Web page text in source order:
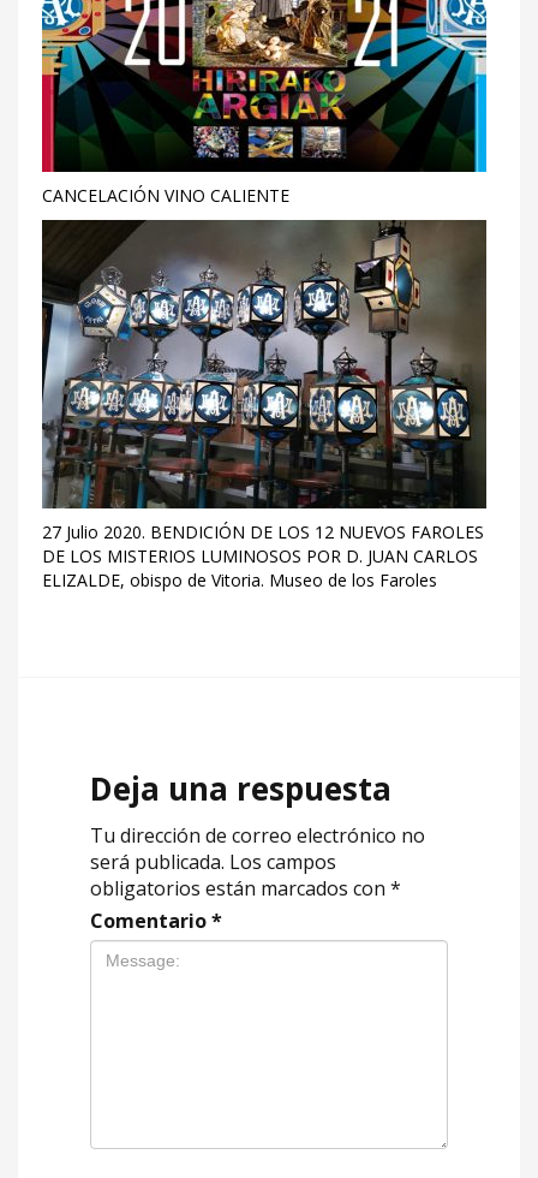
CANCELACIÓN VINO CALIENTE
27 Julio 2020. BENDICIÓN DE LOS 12 NUEVOS FAROLES
DE LOS MISTERIOS LUMINOSOS POR D. JUAN CARLOS
ELIZALDE, obispo de Vitoria. Museo de los Faroles
Deja una respuesta
Tu dirección de correo electrónico no
será publicada. Los campos
obligatorios están marcados con *
Comentario*